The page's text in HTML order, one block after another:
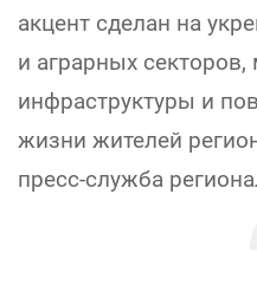
акцент сделан на
и аграрных
инфраструктуры и
жизни жителей
пресс-служба